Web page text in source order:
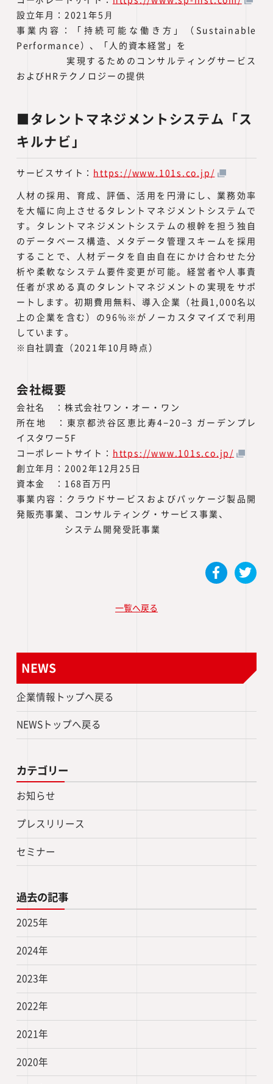
設立年月：2021年5⽉
事業内容：「持続可能な働き方」（Sustainable
Performance）、「人的資本経営」を
実現するためのコンサルティングサービス
およびHRテクノロジーの提供
■タレントマネジメントシステム「ス
キルナビ」
サービスサイト： https://www.101s.co.jp/
人材の採用、育成、評価、活用を円滑にし、業務効率
を大幅に向上させるタレントマネジメントシステムで
す。タレントマネジメントシステムの根幹を担う独自
のデータベース構造、メタデータ管理スキームを採用
することで、人材データを自由自在にかけ合わせた分
析や柔軟なシステム要件変更が可能。経営者や人事責
任者が求める真のタレントマネジメントの実現をサポ
ートします。初期費用無料、導入企業（社員1,000名以
上の企業を含む）の96%※がノーカスタマイズで利用
しています。
※自社調査（2021年10月時点）
会社概要
会社名 ：株式会社ワン・オー・ワン
所在地 ：東京都渋谷区恵比寿4−20−3 ガーデンプレ
イスタワー5F
コーポレートサイト：
https://www.101s.co.jp/
創立年月：2002年12月25日
資本金 ：168百万円
事業内容：クラウドサービスおよびパッケージ製品開
発販売事業、コンサルティング・サービス事業、
システム開発受託事業
一覧へ戻る
NEWS
企業情報トップへ戻る
NEWSトップへ戻る
カテゴリー
お知らせ
プレスリリース
セミナー
過去の記事
2025年
2024年
2023年
2022年
2021年
2020年